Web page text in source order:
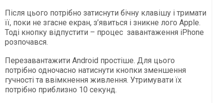
Після цього потрібно затиснути бічну клавішу і тримати
її, поки не згасне екран, з’явиться і зникне лого Apple.
Тоді кнопку відпустити – процес завантаження iPhone
розпочався.
Перезавантажити Android простіше. Для цього
потрібно одночасно натиснути кнопки зменшення
гучності та ввімкнення живлення. Утримувати їх
потрібно приблизно 10 секунд.